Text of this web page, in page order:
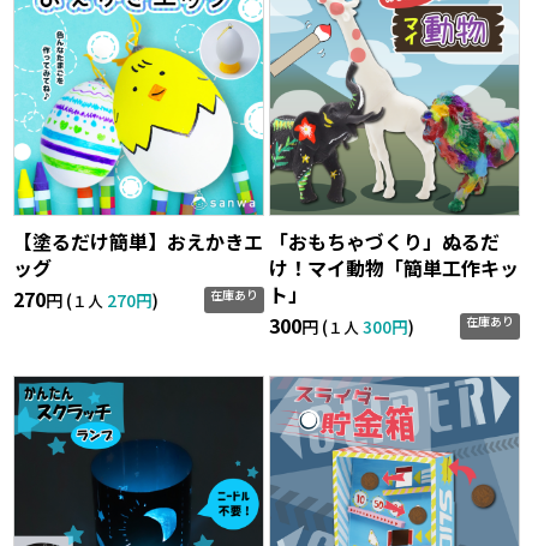
【塗るだけ簡単】おえかきエ
ッグ
270円 (１人 270円) 在庫あり
「おもちゃづくり」ぬるだ
け！マイ動物「簡単工作キッ
ト」
300円 (１人300円) 在庫あり